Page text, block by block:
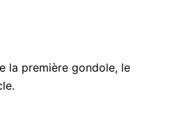
la première gondole, le